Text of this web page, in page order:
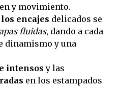
y movimiento.
encajes delicados se
fluidas, dando a cada
dinamismo y una
intensosy las
en los estampados